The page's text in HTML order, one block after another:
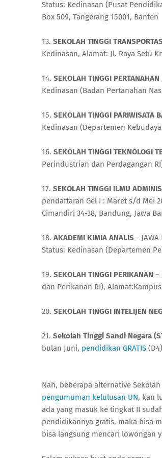
Status: Kedinasan (Pusat
Box 509, Tangerang 15001, Banten
13. SEKOLAH TINGGI
Kedinasan, Alamat: Jl. Raya Setu
14. SEKOLAH TINGGI
Kedinasan (Badan Pertanahan
15. SEKOLAH TINGGI PARIWISATA
Kedinasan (Departemen
16. SEKOLAH TINGGI TEKNOLOGI
Perindustrian dan Perdagangan
17. SEKOLAH TINGGI ILMU
pendaftaran Gel I : Maret s/d Mei
Cimandiri 34-38, Bandung, Jawa
18. AKADEMI KIMIA ANALIS -
Status: Kedinasan (Departemen
19. SEKOLAH TINGGI PERIKANAN –
dan Perikanan RI), Alamat:Kampus
20. SEKOLAH TINGGI INTELIJEN
21. Sekolah Tinggi Sandi Negara
bulan Juni, pendidikan GRATIS
Nah, beberapa alternative
pengumuman kelulusan UN, kan
ada yang masuk ke tingkat II
pendidikannya gratis, maka bisa
bisa langsung mencari lowongan